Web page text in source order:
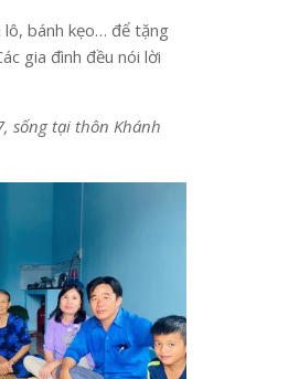
lô, bánh kẹo… để tặng
gia đình đều nói lời
sống tại thôn Khánh